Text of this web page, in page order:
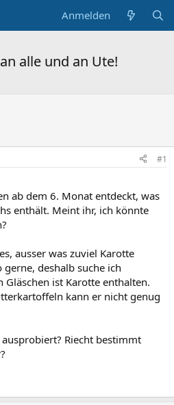
Anmelden
alle und an Ute!
#1
ab dem 6. Monat entdeckt, was
enthält. Meint ihr, ich könnte
ausser was zuviel Karotte
deshalb suche ich
ist Karotte enthalten.
kann er nicht genug
Riecht bestimmt